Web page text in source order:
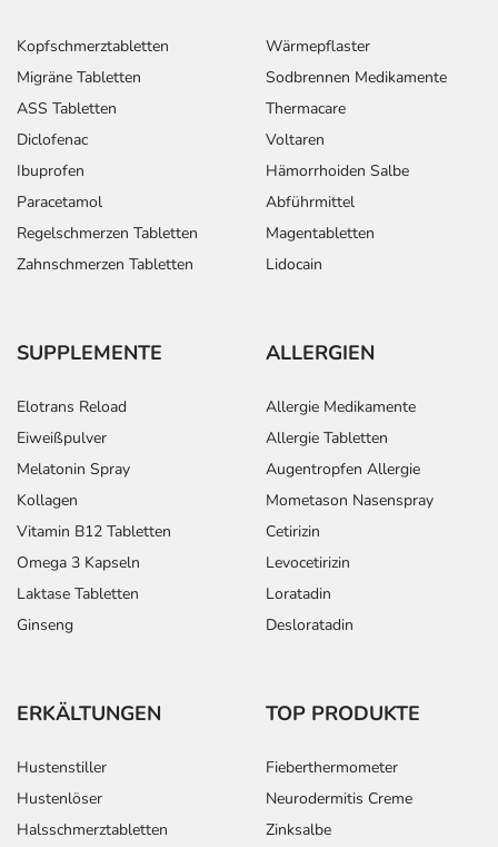
Kopfschmerztabletten
Migräne Tabletten
ASS Tabletten
Diclofenac
Ibuprofen
Paracetamol
Regelschmerzen Tabletten
Zahnschmerzen Tabletten
Wärmepflaster
Sodbrennen Medikamente
Thermacare
Voltaren
Hämorrhoiden Salbe
Abführmittel
Magentabletten
Lidocain
SUPPLEMENTE
Elotrans Reload
Eiweißpulver
Melatonin Spray
Kollagen
Vitamin B12 Tabletten
Omega 3 Kapseln
Laktase Tabletten
Ginseng
ALLERGIEN
Allergie Medikamente
Allergie Tabletten
Augentropfen Allergie
Mometason Nasenspray
Cetirizin
Levocetirizin
Loratadin
Desloratadin
ERKÄLTUNGEN
Hustenstiller
Hustenlöser
Halsschmerztabletten
TOP PRODUKTE
Fieberthermometer
Neurodermitis Creme
Zinksalbe